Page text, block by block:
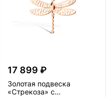
17 899 ₽
Золотая подвеска
«Стрекоза» с